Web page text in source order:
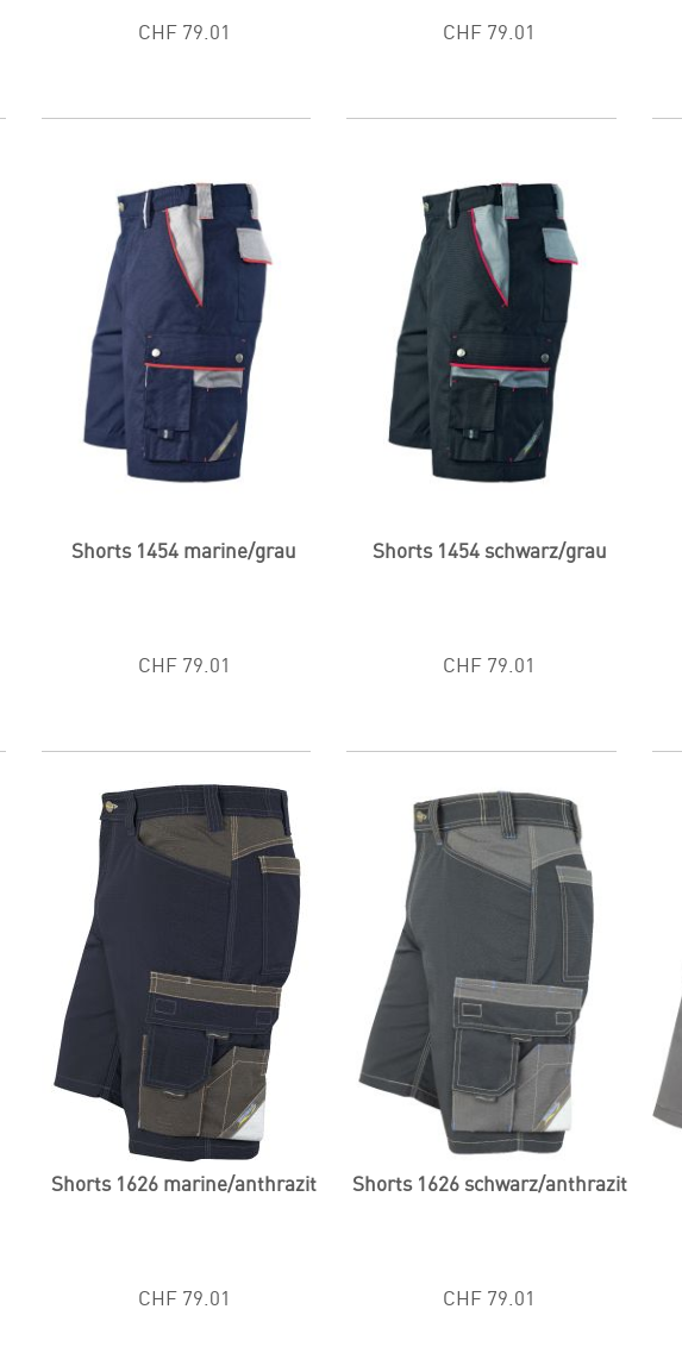
CHF 79.01 CHF 79.01
Shorts 1454 marine/grau
CHF 79.01
Shorts 1454 schwarz/grau
CHF 79.01
Shorts 1626 marine/anthrazit
CHF 79.01
Shorts 1626 schwarz/anthrazit
CHF 79.01